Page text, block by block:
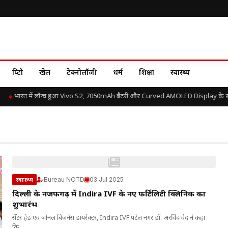
क्रिप्टो खेल टेक्नोलॉजी धर्म शिक्षा स्वास्थ्य
भारत में लॉन्च हुआ Vivo S2, 7050mAh बैटरी और Curved AMOLED Display के
स्वास्थ्य Bureau NOTD 03 Jul 2025
दिल्ली के नजफगढ़ में Indira IVF के नए फर्टिलिटी क्लिनिक का
शुभारंभ
सेंटर हेड एवं ज़ोनल बिज़नेस डायरेक्टर, Indira IVF पटेल नगर डॉ. अरविंद वैद ने कहा